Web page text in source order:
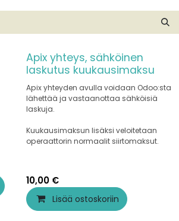
Apix yhteys, sähköinen
laskutus kuukausimaksu
Apix yhteyden avulla voidaan Odoo:sta
lähettää ja vastaanottaa sähköisiä
laskuja.
Kuukausimaksun lisäksi veloitetaan
operaattorin normaalit siirtomaksut.
10,00 €
Lisää ostoskoriin